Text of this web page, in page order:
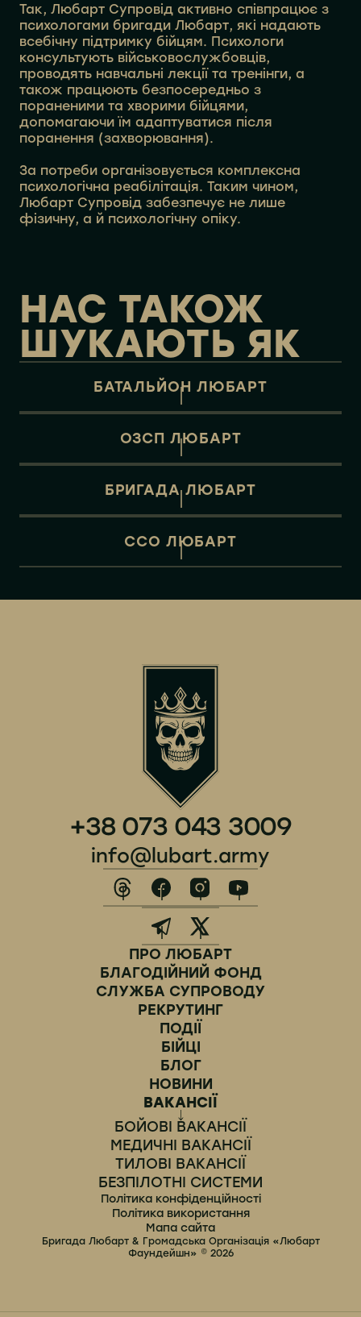
Так, Любарт Супровід активно співпрацює з
психологами бригади Любарт, які надають
всебічну підтримку бійцям. Психологи
консультують військовослужбовців,
проводять навчальні лекції та тренінги, а
також працюють безпосередньо з
пораненими та хворими бійцями,
допомагаючи їм адаптуватися після
поранення (захворювання).
За потреби організовується комплексна
психологічна реабілітація. Таким чином,
Любарт Супровід забезпечує не лише
фізичну, а й психологічну опіку.
НАС ТАКОЖ
ШУКАЮТЬ ЯК
БАТАЛЬЙОН ЛЮБАРТ
ОЗСП ЛЮБАРТ
БРИГАДА ЛЮБАРТ
ССО ЛЮБАРТ
+38 073 043 3009
info@lubart.army
ПРО ЛЮБАРТ
БЛАГОДІЙНИЙ ФОНД
СЛУЖБА СУПРОВОДУ
РЕКРУТИНГ
ПОДІЇ
БІЙЦІ
БЛОГ
НОВИНИ
ВАКАНСІЇ
БОЙОВІ ВАКАНСІЇ
МЕДИЧНІ ВАКАНСІЇ
ТИЛОВІ ВАКАНСІЇ
БЕЗПІЛОТНІ СИСТЕМИ
Політика конфіденційності
Політика використання
Мапа сайта
Бригада Любарт & Громадська Організація «Любарт
Фаундейшн» © 2026